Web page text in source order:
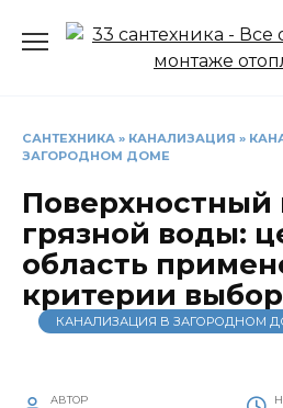
САНТЕХНИКА » КАНАЛИЗАЦИЯ »
ЗАГОРОДНОМ ДОМЕ
Поверхностный
грязной воды:
область
критерии
КАНАЛИЗАЦИЯ В ЗАГОРОДНОМ
АВТОР